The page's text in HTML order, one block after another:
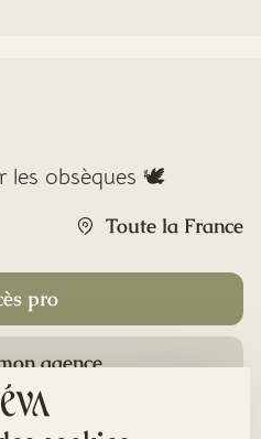
les obsèques 🕊️
Toute la France
pro
agence